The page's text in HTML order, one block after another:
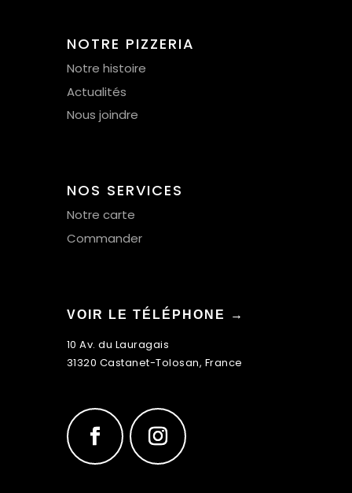
NOTRE PIZZERIA
Notre histoire
Actualités
Nous joindre
NOS SERVICES
Notre carte
Commander
VOIR LE TÉLÉPHONE →
10 Av. du Lauragais
31320 Castanet-Tolosan, France